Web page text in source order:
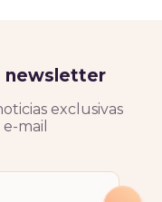
newsletter
exclusivas
mail